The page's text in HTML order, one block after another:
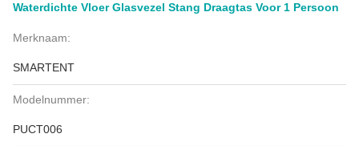
Waterdichte Vloer Glasvezel Stang Draagtas Voor 1 Persoon
Merknaam:
SMARTENT
Modelnummer:
PUCT006